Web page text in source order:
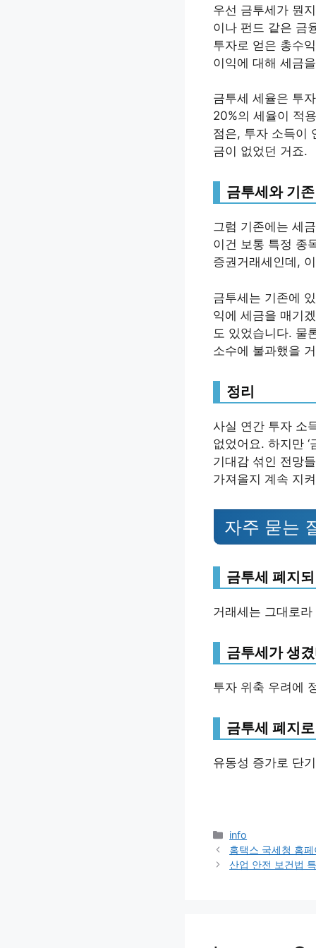
우선 금투세가 뭔
이나 펀드 같은 금
투자로 얻은 총수
이익에 대해 세금
금투세 세율은 투
20%의 세율이 적
점은, 투자 소득이
금이 없었던 거죠.
금투세와 기
그럼 기존에는 세
이건 보통 특정 종
증권거래세인데,
금투세는 기존에
익에 세금을 매기
도 있었습니다. 물
소수에 불과했을
정리
사실 연간 투자 소
없었어요. 하지만
기대감 섞인 전망
가져올지 계속 지
자주 묻는
금투세 폐지
거래세는 그대로
금투세가 생
투자 위축 우려에
금투세 폐지
유동성 증가로 단
Categories
info
홈택스 국세청 홈
산업 안전 보건법